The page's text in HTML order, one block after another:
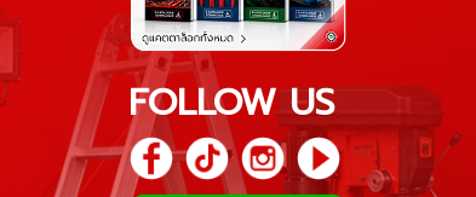
FOLLOW US